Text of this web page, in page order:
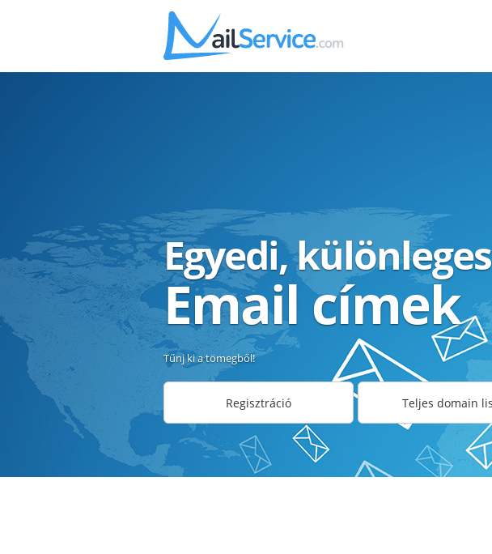
Egyedi, különleges
Email címek
Tűnj ki a tömegből!
Regisztráció Teljes domain